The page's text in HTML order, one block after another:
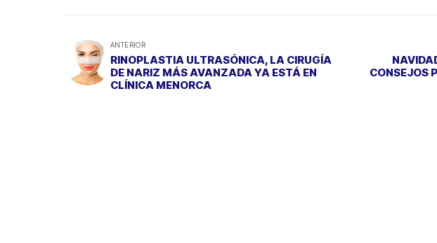
ANTERIOR
RINOPLASTIA ULTRASÓNICA, LA CIRUGÍA
DE NARIZ MÁS AVANZADA YA ESTÁ EN
CLÍNICA MENORCA
CONSEJOS